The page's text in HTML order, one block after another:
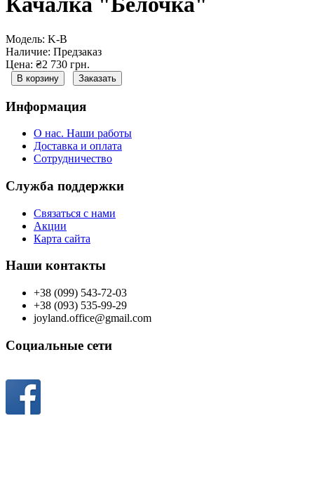
Модель: K-B
Наличие: Предзаказ
Цена: ₴2 730 грн.
В корзину Заказать
Информация
О нас. Наши работы
Доставка и оплата
Сотрудничество
Служба поддержки
Связаться с нами
Акции
Карта сайта
Наши контакты
+38 (099) 543-72-03
+38 (093) 535-99-29
joyland.office@gmail.com
Социальные сети